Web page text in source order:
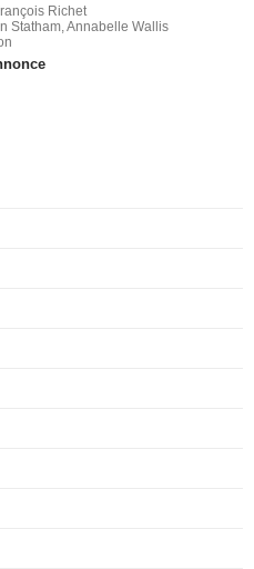
Richet
Statham, Annabelle Wallis